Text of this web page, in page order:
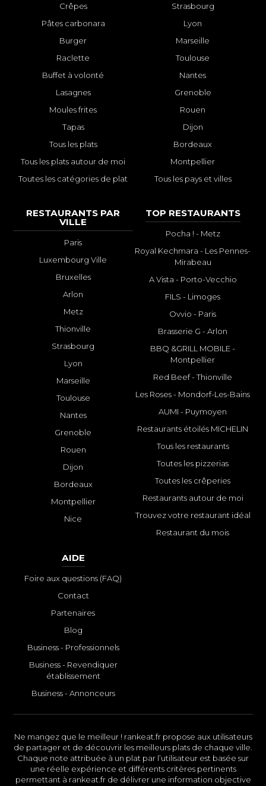
Crêpes
Pâtes carbonara
Burger
Raclette
Buffet à volonté
Lasagnes
Moules frites
Tapas
Tous les plats
Tous les plats autour de moi
Toutes les catégories de plat
Strasbourg
Lyon
Marseille
Toulouse
Nantes
Grenoble
Rouen
Dijon
Bordeaux
Montpellier
Tous les pays et villes
RESTAURANTS PAR
VILLE
Paris
Luxembourg Ville
Bruxelles
Arlon
Metz
Thionville
Strasbourg
Lyon
Marseille
Toulouse
Nantes
Grenoble
Rouen
Dijon
Bordeaux
Montpellier
Nice
TOP RESTAURANTS
Pocha ! - Metz
Royal Kechmara - Les Pennes-
Mirabeau
A Vista - Porto-Vecchio
FILS - Limoges
Ovvio - Paris
Brasserie G - Arlon
BBQ &GRILL MOBILE -
Montpellier
Red Beef - Thionville
Les Roses - Mondorf-Les-Bains
AUMI - Puymoyen
Restaurants étoilés MICHELIN
Tous les restaurants
Toutes les pizzerias
Toutes les crêperies
Restaurants autour de moi
Trouvez votre restaurant idéal
Restaurant du mois
AIDE
Foire aux questions (FAQ)
Contact
Partenaires
Blog
Business - Professionnels
Business - Revendiquer
établissement
Business - Annonceurs
Ne mangez que le meilleur ! rankeat.fr propose aux utilisateurs
de partager et de découvrir les meilleurs plats de chaque ville.
Chaque note attribuée à un plat par l’utilisateur est basée sur
une réelle expérience et différents critères pertinents
permettant à rankeat.fr de délivrer une information objective